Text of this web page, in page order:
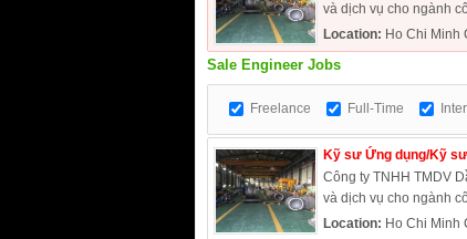
và dịch vụ cho ngành
Location: Ho Chi Minh
Sale Engineer Jobs
Freelance Full-Time
Kỹ sư Ứng dụng/Kỹ
Công ty TNHH TMDV
và dịch vụ cho ngành
Location: Ho Chi Minh